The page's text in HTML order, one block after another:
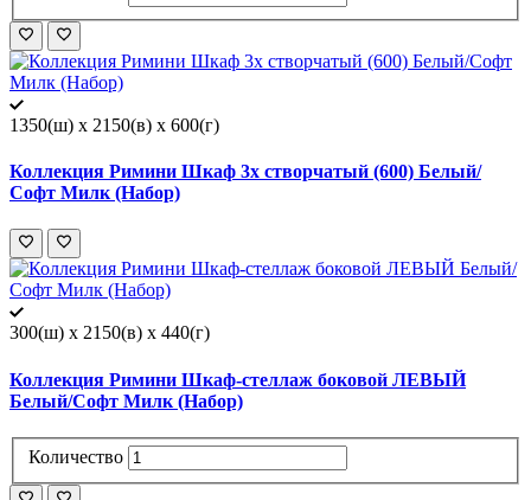
1350(ш) x 2150(в) x 600(г)
Коллекция Римини Шкаф 3х створчатый (600) Белый/
Софт Милк (Набор)
300(ш) x 2150(в) x 440(г)
Коллекция Римини Шкаф-стеллаж боковой ЛЕВЫЙ
Белый/Софт Милк (Набор)
Количество